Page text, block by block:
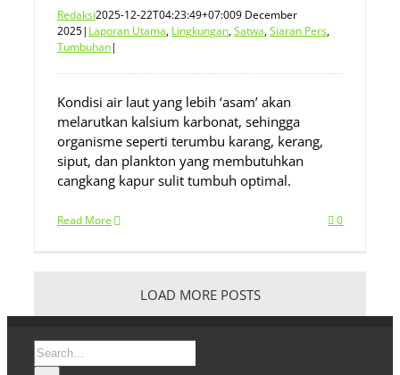
Redaksi2025-12-22T04:23:49+07:009 December
2025| Laporan Utama, Lingkungan,Satwa,Siaran Pers,
Tumbuhan|
Kondisi air laut yang lebih ‘asam’ akan
melarutkan kalsium karbonat, sehingga
organisme seperti terumbu karang, kerang,
siput, dan plankton yang membutuhkan
cangkang kapur sulit tumbuh optimal.
Read More 0
LOAD MORE POSTS
Search
for: